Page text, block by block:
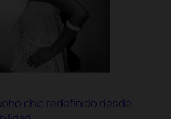
chic redefinido desde